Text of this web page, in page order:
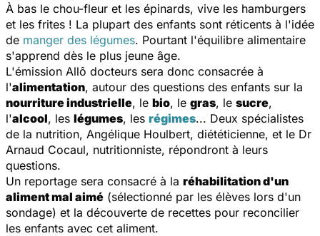
À bas le chou-fleur et les épinards, vive les hamburgers
et les frites ! La plupart des enfants sont réticents à l'idée
de manger des légumes. Pourtant l'équilibre alimentaire
s'apprend dès le plus jeune âge.
L'émission Allô docteurs sera donc consacrée à
l'alimentation, autour des questions des enfants sur la
nourriture industrielle, le bio, le gras, le sucre,
l'alcool, les légumes, les régimes... Deux spécialistes
de la nutrition, Angélique Houlbert, diététicienne, et le Dr
Arnaud Cocaul, nutritionniste, répondront à leurs
questions.
Un reportage sera consacré à la réhabilitation d'un
aliment mal aimé (sélectionné par les élèves lors d'un
sondage) et la découverte de recettes pour reconcilier
les enfants avec cet aliment.